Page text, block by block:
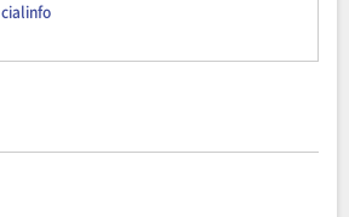
cialinfo